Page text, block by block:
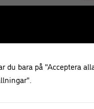
du bara på "Acceptera